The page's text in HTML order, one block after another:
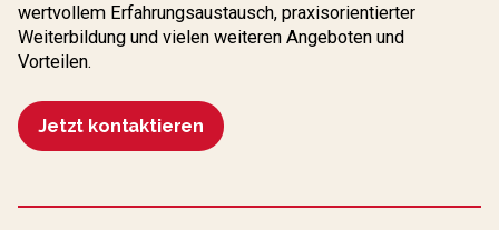
wertvollem Erfahrungs­austausch, praxisorientierter
Weiterbildung und vielen weiteren Angeboten und
Vorteilen.
Jetzt kontaktieren